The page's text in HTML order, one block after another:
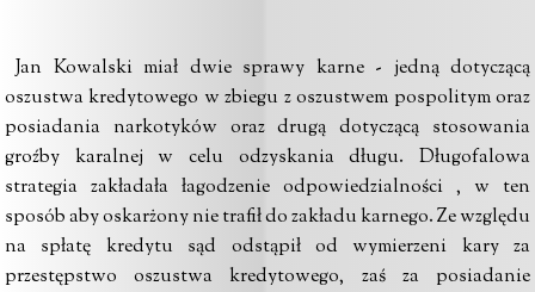
Jan Kowalski miał dwie sprawy karne - jedną dotyczącą
oszustwa kredytowego w zbiegu z oszustwem pospolitym oraz
posiadania narkotyków oraz drugą dotyczącą stosowania
groźby karalnej w celu odzyskania długu. Długofalowa
strategia zakładała łagodzenie odpowiedzialności , w ten
sposób aby oskarżony nie trafił do zakładu karnego. Ze względu
na spłatę kredytu sąd odstąpił od wymierzeni kary za
przestępstwo oszustwa kredytowego, zaś za posiadanie